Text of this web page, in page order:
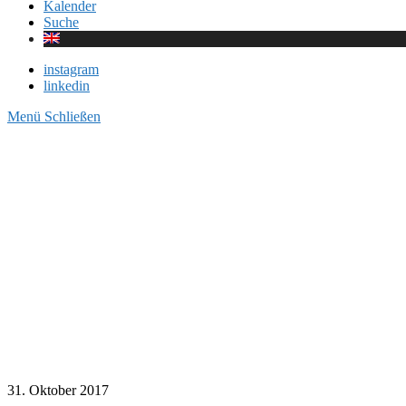
Kalender
Suche
instagram
linkedin
Menü Schließen
31. Oktober 2017